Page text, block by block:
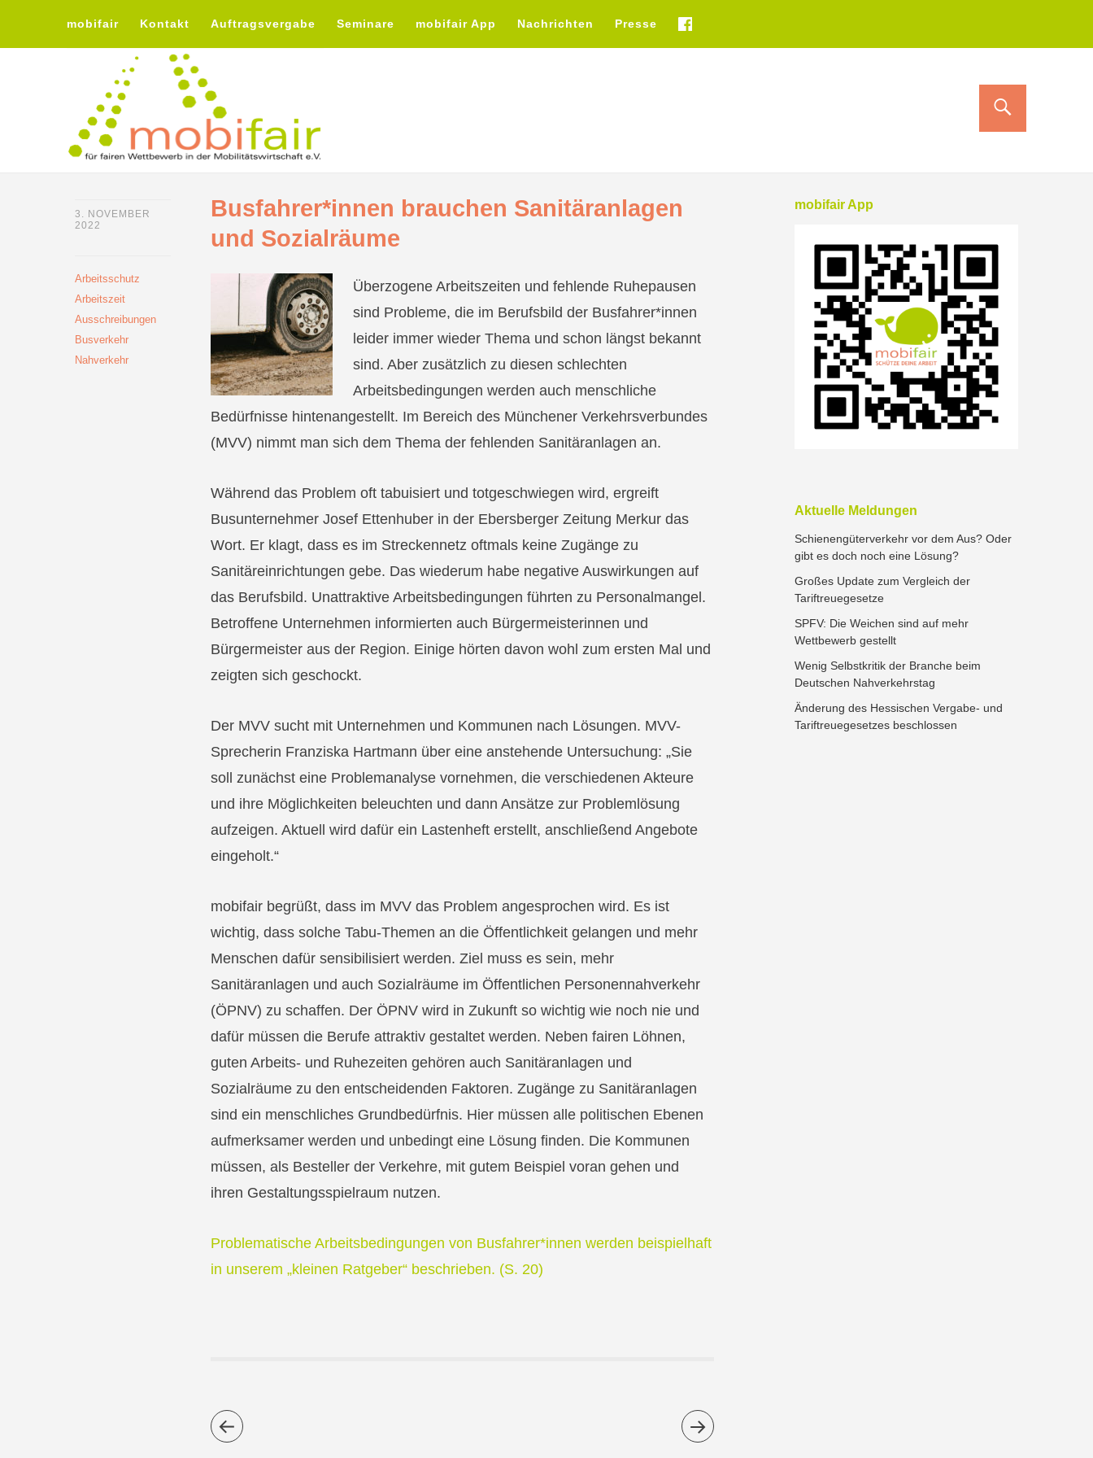
mobifair Kontakt Auftragsvergabe Seminare mobifair App Nachrichten Presse fb
3. NOVEMBER
2022
Arbeitsschutz
Arbeitszeit
Ausschreibungen
Busverkehr
Nahverkehr
Busfahrer*innen brauchen Sanitäranlagen
und Sozialräume
Überzogene Arbeitszeiten und fehlende Ruhepausen
sind Probleme, die im Berufsbild der Busfahrer*innen
leider immer wieder Thema und schon längst bekannt
sind. Aber zusätzlich zu diesen schlechten
Arbeitsbedingungen werden auch menschliche
Bedürfnisse hintenangestellt. Im Bereich des Münchener Verkehrsverbundes
(MVV) nimmt man sich dem Thema der fehlenden Sanitäranlagen an.
Während das Problem oft tabuisiert und totgeschwiegen wird, ergreift
Busunternehmer Josef Ettenhuber in der Ebersberger Zeitung Merkur das
Wort. Er klagt, dass es im Streckennetz oftmals keine Zugänge zu
Sanitäreinrichtungen gebe. Das wiederum habe negative Auswirkungen auf
das Berufsbild. Unattraktive Arbeitsbedingungen führten zu Personalmangel.
Betroffene Unternehmen informierten auch Bürgermeisterinnen und
Bürgermeister aus der Region. Einige hörten davon wohl zum ersten Mal und
zeigten sich geschockt.
Der MVV sucht mit Unternehmen und Kommunen nach Lösungen. MVV-
Sprecherin Franziska Hartmann über eine anstehende Untersuchung: „Sie
soll zunächst eine Problemanalyse vornehmen, die verschiedenen Akteure
und ihre Möglichkeiten beleuchten und dann Ansätze zur Problemlösung
aufzeigen. Aktuell wird dafür ein Lastenheft erstellt, anschließend Angebote
eingeholt.“
mobifair begrüßt, dass im MVV das Problem angesprochen wird. Es ist
wichtig, dass solche Tabu-Themen an die Öffentlichkeit gelangen und mehr
Menschen dafür sensibilisiert werden. Ziel muss es sein, mehr
Sanitäranlagen und auch Sozialräume im Öffentlichen Personennahverkehr
(ÖPNV) zu schaffen. Der ÖPNV wird in Zukunft so wichtig wie noch nie und
dafür müssen die Berufe attraktiv gestaltet werden. Neben fairen Löhnen,
guten Arbeits- und Ruhezeiten gehören auch Sanitäranlagen und
Sozialräume zu den entscheidenden Faktoren. Zugänge zu Sanitäranlagen
sind ein menschliches Grundbedürfnis. Hier müssen alle politischen Ebenen
aufmerksamer werden und unbedingt eine Lösung finden. Die Kommunen
müssen, als Besteller der Verkehre, mit gutem Beispiel voran gehen und
ihren Gestaltungsspielraum nutzen.
Problematische Arbeitsbedingungen von Busfahrer*innen werden beispielhaft
in unserem „kleinen Ratgeber“ beschrieben. (S. 20)
mobifair App
Aktuelle Meldungen
Schienengüterverkehr vor dem Aus? Oder
gibt es doch noch eine Lösung?
Großes Update zum Vergleich der
Tariftreuegesetze
SPFV: Die Weichen sind auf mehr
Wettbewerb gestellt
Wenig Selbstkritik der Branche beim
Deutschen Nahverkehrstag
Änderung des Hessischen Vergabe- und
Tariftreuegesetzes beschlossen